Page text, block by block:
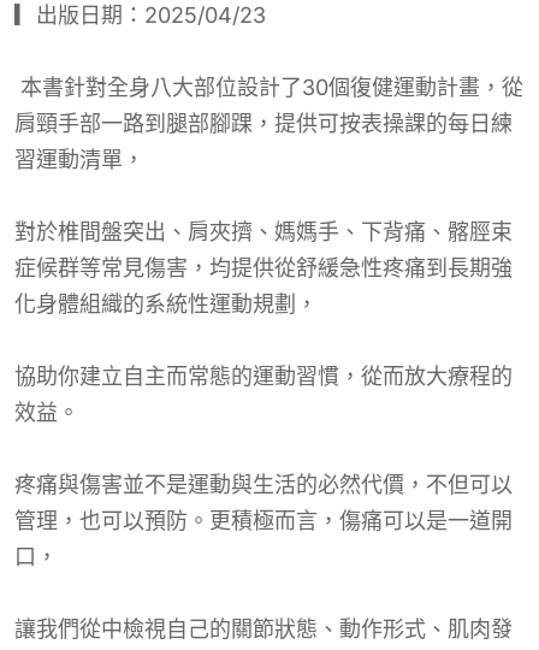
▎出版日期： 2025/04/23
本書針對全身八大部位設計了30個復健運動計畫，從
肩頸手部一路到腿部腳踝，提供可按表操課的每日練
習運動清單，
對於椎間盤突出、肩夾擠、媽媽手、下背痛、髂脛束
症候群等常見傷害，均提供從舒緩急性疼痛到長期強
化身體組織的系統性運動規劃，
協助你建立自主而常態的運動習慣，從而放大療程的
效益。
疼痛與傷害並不是運動與生活的必然代價，不但可以
管理，也可以預防。更積極而言，傷痛可以是一道開
口，
讓我們從中檢視自己的關節狀態、動作形式、肌肉發